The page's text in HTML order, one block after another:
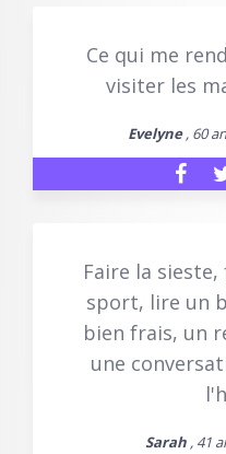
Ce qui me
visiter les
Evelyne, 60
Faire la
sport, lire un
bien frais, un
une
Sarah, 41